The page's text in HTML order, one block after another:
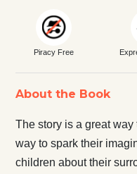
Piracy Free
About the Book
The story is a great
way to spark their
children about their